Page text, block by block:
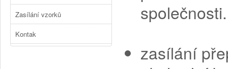
Zasílání vzorků
Kontak
společnosti.
zasílání